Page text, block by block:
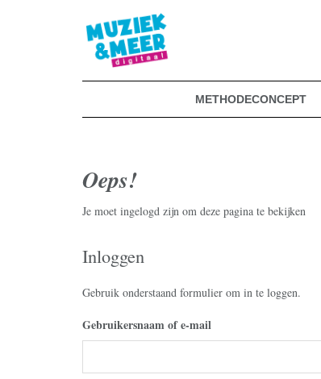
Muziek & Meer Digitaal
METHODECONCEPT
Oeps!
Je moet ingelogd zijn om deze pagina te bekijken
Inloggen
Gebruik onderstaand formulier om in te loggen.
Username or Email